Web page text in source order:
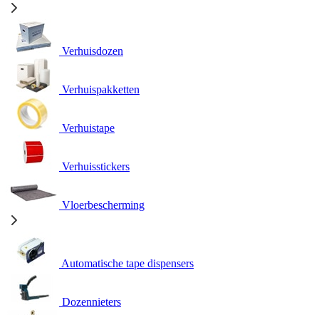
Verhuisdozen
Verhuispakketten
Verhuistape
Verhuisstickers
Vloerbescherming
Automatische tape dispensers
Dozennieters